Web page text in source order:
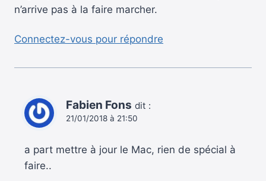
n’arrive pas à la faire marcher.
Connectez-vous pour répondre
Fabien Fons dit :
21/01/2018 à 21:50
a part mettre à jour le Mac, rien de spécial à
faire..